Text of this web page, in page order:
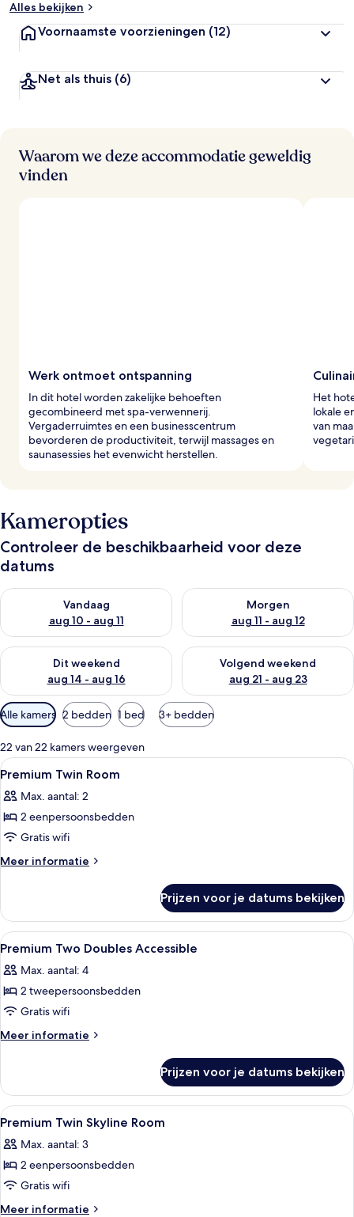
Alles bekijken
Voornaamste voorzieningen (12)
Net als thuis (6)
Waarom we deze accommodatie geweldig
vinden
Werk ontmoet ontspanning
In dit hotel worden zakelijke behoeften
gecombineerd met spa-verwennerij.
Vergaderruimtes en een businesscentrum
bevorderen de productiviteit, terwijl massages en
saunasessies het evenwicht herstellen.
Het
lokale
van
Kameropties
Controleer de beschikbaarheid voor deze
datums
Vandaag
aug 10 - aug 11
De beschikbaarheid controleren voor vanavond aug 10 - aug
Morgen
aug 11 - aug 12
De beschikbaarheid
Dit weekend
aug 14 - aug 16
De beschikbaarheid controleren voor dit weekend aug 14 -
Volgend weekend
aug 21 - aug 23
De beschikbaarheid
Beschikbare
filters
voor
kamers
Alle kamers 2 bedden 1 bed 3+ bedden
22 van 22 kamers weergeven
Alle
foto's
voor
Premium
Twin
Room
Een hotelkamer met een bed, een
1
Premium Twin Room
Max. aantal: 2
2 eenpersoonsbedden
Gratis wifi
Meer informatie
Meer
Twin
Room
Prijzen voor je datums bekijken
Alle
foto's
voor
Premium
Two
Doubles
Een moderne hotelkamer met een
7
Premium Two Doubles Accessible
Max. aantal: 4
2 tweepersoonsbedden
Gratis wifi
Meer informatie
Meer
Two
Doubles
Accessible
Prijzen voor je datums bekijken
Alle
foto's
voor
Premium
Twin
Skyline
Lakens van Egyptisch katoen, luxe
5
Premium Twin Skyline Room
Max. aantal: 3
2 eenpersoonsbedden
Gratis wifi
Meer informatie
Meer